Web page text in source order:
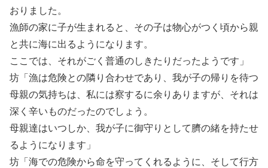
おりました。
漁師の家に子が生まれると、その子は物心がつく頃から親
と共に海に出るようになります。
ここでは、それがごく普通のしきたりだったようです」
坊「漁は危険との隣り合わせであり、我が子の帰りを待つ
母親の気持ちは、私には察するに余りありますが、それは
深く辛いものだったのでしょう。
母親達はいつしか、我が子に御守りとして臍の緒を持たせ
るようになります」
坊「海での危険から命を守ってくれるように、そして行方